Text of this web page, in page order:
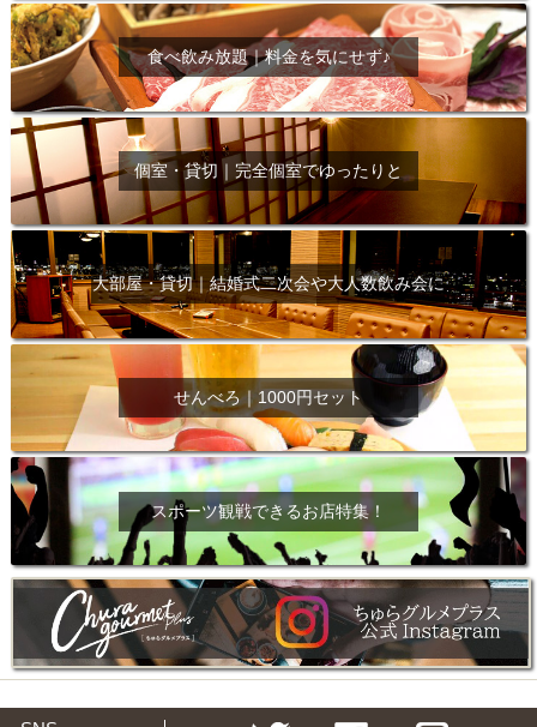
食べ飲み放題｜料金を気にせず♪
個室・貸切｜完全個室でゆったりと
大部屋・貸切｜結婚式二次会や大人数飲み会に
せんべろ｜1000円セット
スポーツ観戦できるお店特集！